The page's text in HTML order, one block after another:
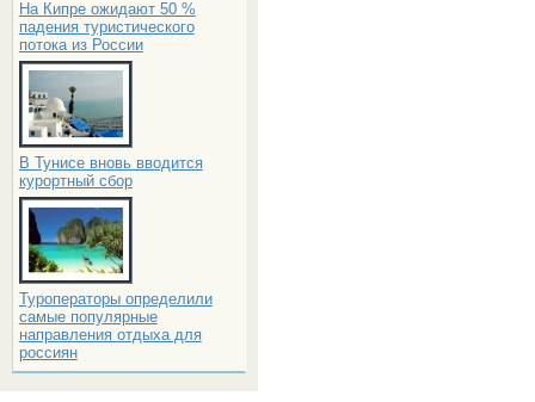
На Кипре ожидают 50 %
падения туристического
потока из России
В Тунисе вновь вводится
курортный сбор
Туроператоры определили
самые популярные
направления отдыха для
россиян